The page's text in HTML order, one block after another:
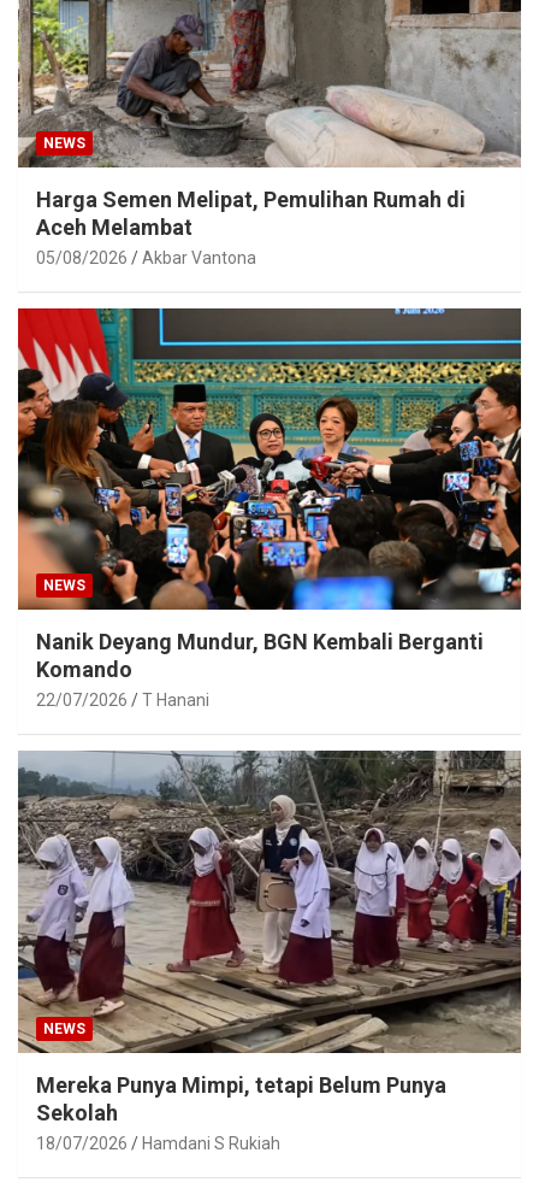
NEWS
Harga Semen Melipat, Pemulihan Rumah di
Aceh Melambat
05/08/2026 Akbar Vantona
NEWS
Nanik Deyang Mundur, BGN Kembali Berganti
Komando
22/07/2026 T Hanani
NEWS
Mereka Punya Mimpi, tetapi Belum Punya
Sekolah
18/07/2026 Hamdani S Rukiah